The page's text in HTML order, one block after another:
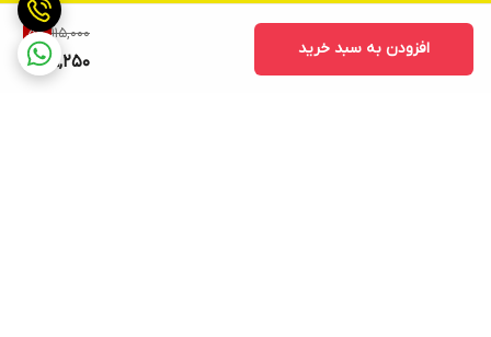
115,000
5%
109,250
افزودن به سبد خرید